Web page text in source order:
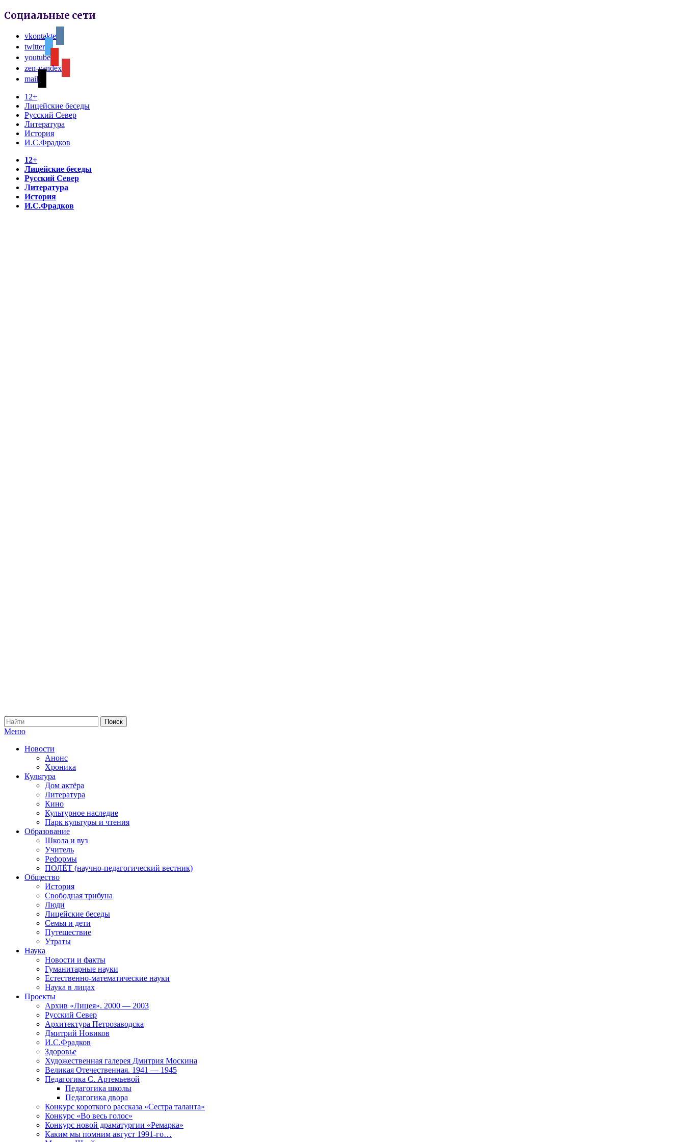
Социальные сети
vkontakte
twitter
youtube
zen-yandex
mail
12+
Лицейские беседы
Русский Север
Литература
История
И.С.Фрадков
12+
Лицейские беседы
Русский Север
Литература
История
И.С.Фрадков
Меню
Новости
Анонс
Хроника
Культура
Дом актёра
Литература
Кино
Культурное наследие
Парк культуры и чтения
Образование
Школа и вуз
Учитель
Реформы
ПОЛЁТ (научно-педагогический вестник)
Общество
История
Свободная трибуна
Люди
Лицейские беседы
Семья и дети
Путешествие
Утраты
Наука
Новости и факты
Гуманитарные науки
Естественно-математические науки
Наука в лицах
Проекты
Архив «Лицея». 2000 — 2003
Русский Север
Архитектура Петрозаводска
Дмитрий Новиков
И.С.Фрадков
Здоровье
Художественная галерея Дмитрия Москина
Великая Отечественная. 1941 — 1945
Педагогика С. Артемьевой
Педагогика школы
Педагогика двора
Конкурс короткого рассказа «Сестра таланта»
Конкурс «Во весь голос»
Конкурс новой драматургии «Ремарка»
Каким мы помним август 1991-го…